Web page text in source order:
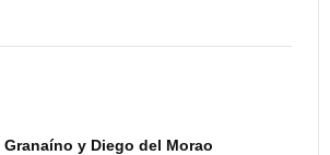
Granaíno y Diego del Morao